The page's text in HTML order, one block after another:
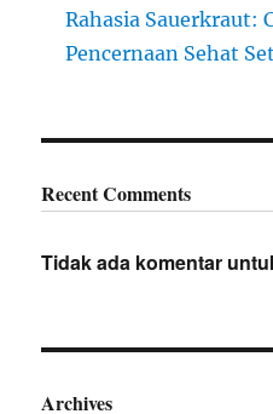
Rahasia Sauerkraut:
Pencernaan Sehat
Recent Comments
Tidak ada komentar
Archives